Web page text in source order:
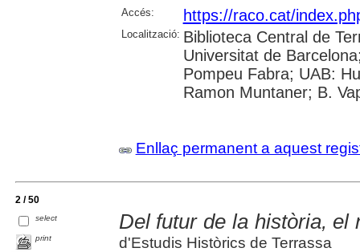
Accés: https://raco.cat/
Localització: Biblioteca Central de
Universitat de
Pompeu Fabra; UAB:
Ramon Muntaner; B.
Enllaç permanent a aquest
2 / 50
select
print
Del futur de la història, el
d'Estudis Històrics de Terrassa